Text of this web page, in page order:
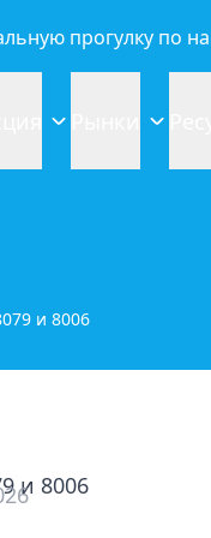
прогулку по
и 8006
и 8006